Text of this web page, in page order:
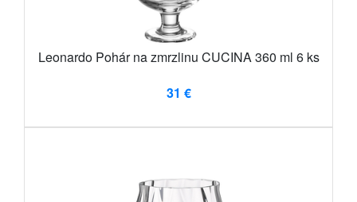
Leonardo Pohár na zmrzlinu CUCINA 360 ml 6 ks
31 €